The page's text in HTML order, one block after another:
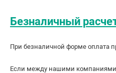
Безналичный
При безналичной форме оплата
Если между нашими компаниями